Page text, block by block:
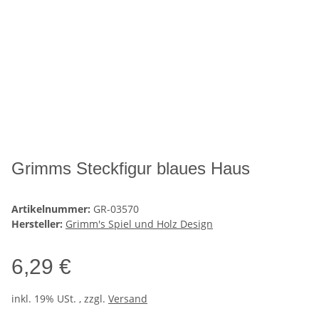
Grimms Steckfigur blaues Haus
Artikelnummer: GR-03570
Hersteller: Grimm's Spiel und Holz Design
6,29 €
inkl. 19% USt. , zzgl. Versand